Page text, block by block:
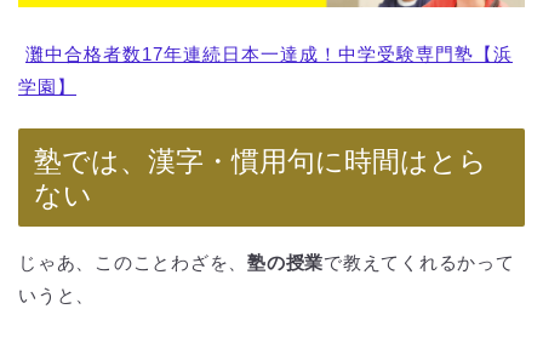
灘中合格者数17年連続日本一達成！中学受験専門塾【浜
学園】
塾では、漢字・慣用句に時間はとら
ない
じゃあ、このことわざを、塾の授業で教えてくれるかって
いうと、